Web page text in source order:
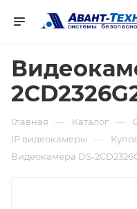
Главная — Каталог —
IP видеокамеры —
Видеокамера DS-